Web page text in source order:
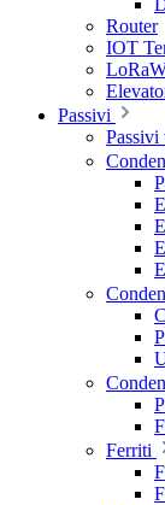
Router
IOT
Passivi
Passivi
Ferriti